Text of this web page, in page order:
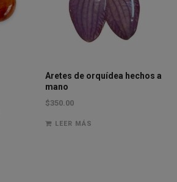
Aretes de orquídea hechos a
mano
$350.00
LEER MÁS